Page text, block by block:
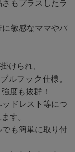
もプラスしたラ
に敏感なママやパ
けられ、
ルフック仕様。
度も抜群！
ドレスト等につ
す。
も簡単に取り付